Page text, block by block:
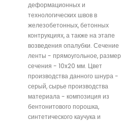
деформационных и
технологических швов в
железобетонных, бетонных
контрукциях, а также на этапе
возведения опалубки. Сечение
ленты - прямоугольное, размер
сечения - 10x20 мм. Цвет
производства данного шнура -
серый, сырье производства
материала - композиция из
бентонитового порошка,
синтетического каучука и